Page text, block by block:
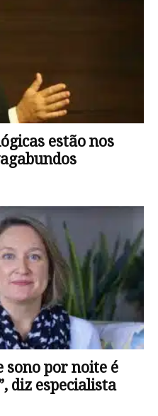
estão nos
sono por noite é
diz especialista